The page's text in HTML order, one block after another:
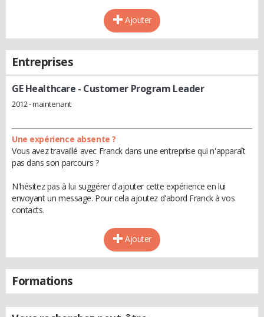
Ajouter
Entreprises
GE Healthcare - Customer Program Leader
2012 - maintenant
Une expérience absente ?
Vous avez travaillé avec Franck dans une entreprise qui n'apparaît
pas dans son parcours ?
N'hésitez pas à lui suggérer d'ajouter cette expérience en lui
envoyant un message. Pour cela ajoutez d'abord Franck à vos
contacts.
Ajouter
Formations